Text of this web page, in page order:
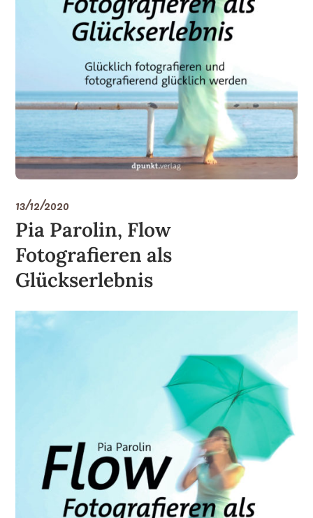
13/12/2020
Pia Parolin, Flow
Fotografieren als
Glückserlebnis